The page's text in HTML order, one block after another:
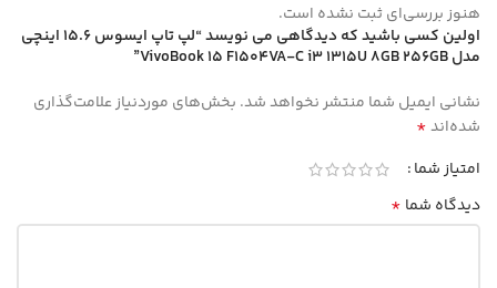
هنوز بررسی‌ای ثبت نشده است.
اولین کسی باشید که دیدگاهی می نویسد “لپ تاپ ایسوس 15.6 اینچی
مدل VivoBook 15 F1504VA-C i3 1315U 8GB 256GB”
نشانی ایمیل شما منتشر نخواهد شد. بخش‌های موردنیاز علامت‌گذاری
شده‌اند*
امتیاز شما
دیدگاه شما *